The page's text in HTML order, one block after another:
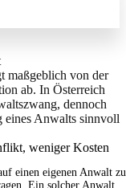
maßgeblich von der
ab. In Österreich
dennoch
eines Anwalts sinnvoll
weniger Kosten
einen eigenen Anwalt zu
Ein solcher Anwalt